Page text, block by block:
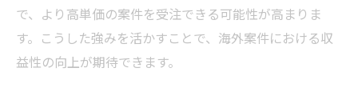
で、より高単価の案件を受注できる可能性が高まりま
す。こうした強みを活かすことで、海外案件における収
益性の向上が期待できます。